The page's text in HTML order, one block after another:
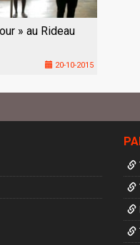
» au Rideau
20-10-2015